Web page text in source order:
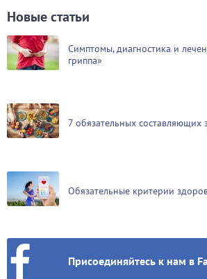
Новые статьи
Симптомы, диагностика и
гриппа»
7 обязательных составляющих
Обязательные критерии
Присоединяйтесь к нам в